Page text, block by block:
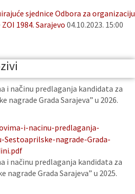
sjednice Odbora za organizaciju
1984. Sarajevo 04.10.2023. 15:00
i načinu predlaganja kandidata za
nagrade Grada Sarajeva” u 2026.
i-nacinu-predlaganja-
Sestoaprilske-nagrade-Grada-
i načinu predlaganja kandidata za
nagrade Grada Sarajeva” u 2025.